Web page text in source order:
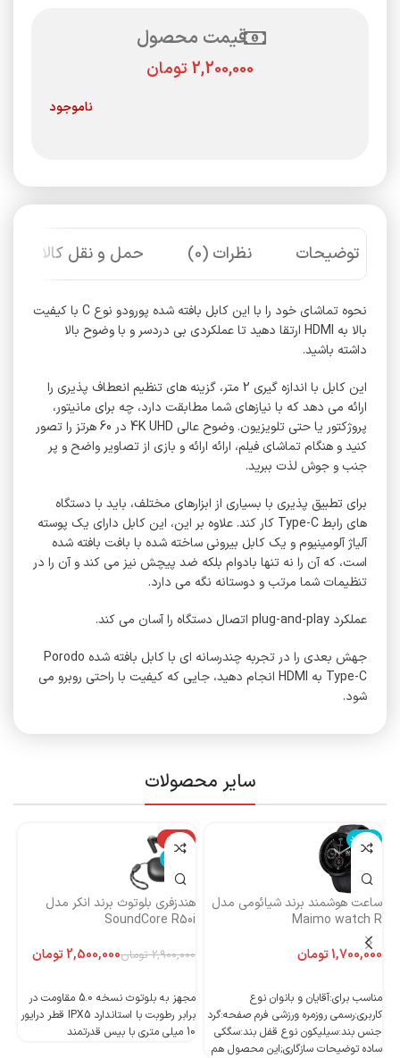
قیمت محصول
تومان
ناموجود
توضیحات نظرات (0) حمل و نقل کالا
نحوه تماشای خود را با این کابل بافته شده پورودو نوع C با کیفیت
بالا به HDMI ارتقا دهید تا عملکردی بی دردسر و با وضوح بالا
داشته باشید.
این کابل با اندازه گیری 2 متر، گزینه های تنظیم انعطاف پذیری را
ارائه می دهد که با نیازهای شما مطابقت دارد، چه برای مانیتور،
پروژکتور یا حتی تلویزیون. وضوح عالی 4K UHD در 60 هرتز را تصور
کنید و هنگام تماشای فیلم، ارائه ارائه و بازی از تصاویر واضح و پر
جنب و جوش لذت ببرید.
برای تطبیق پذیری با بسیاری از ابزارهای مختلف، باید با دستگاه
های رابط Type-C کار کند. علاوه بر این، این کابل دارای یک پوسته
آلیاژ آلومینیوم و یک کابل بیرونی ساخته شده با بافت بافته شده
است، که آن را نه تنها بادوام بلکه ضد پیچش نیز می کند و آن را در
تنظیمات شما مرتب و دوستانه نگه می دارد.
عملکرد plug-and-play اتصال دستگاه را آسان می کند.
جهش بعدی را در تجربه چندرسانه ای با کابل بافته شده Porodo
Type-C به HDMI انجام دهید، جایی که کیفیت با راحتی روبرو می
شود.
سایر محصولات
ناموجود
ساعت هوشمند برند شیائومی مدل
Maimo watch R
تومان
مناسب برای:آقایان و بانوان نوع
کاربری:رسمی روزمره ورزشی فرم صفحه:گرد
جنس بند:سیلیکون نوع قفل بند:سگکی
ساده توضیحات سازگاری;این محصول هم
-14%
ناموجود
هندزفری بلوتوث برند انکر مدل
SoundCore R50i
2,900,000 تومان2,500,000تومان
مجهز به بلوتوث نسخه 5.0 مقاومت در
برابر رطوبت با استاندارد IPX5 قطر درایور
10 میلی متری با بیس قدرتمند